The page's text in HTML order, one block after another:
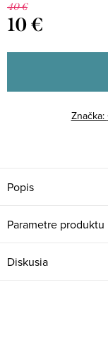
40 €
10 €
cena:
Značka:
Popis
Parametre produktu
Diskusia